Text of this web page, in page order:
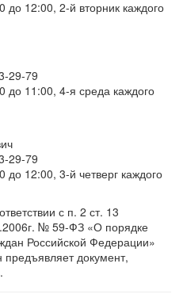
12:00, 2-й вторник каждого
29-79
до 11:00, 4-я среда каждого
29-79
12:00, 3-й четверг каждого
с п. 2 ст. 13
№ 59-ФЗ «О порядке
Российской Федерации»
документ,